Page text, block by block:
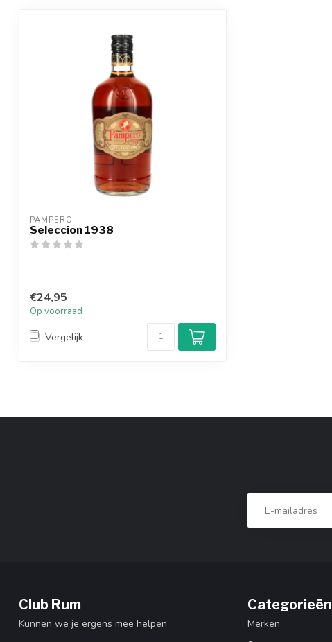
PAMPERO
Seleccion 1938
€24,95
Op voorraad
Vergelijk
Club Rum
Kunnen we je ergens mee helpen
Categorieën
Merken